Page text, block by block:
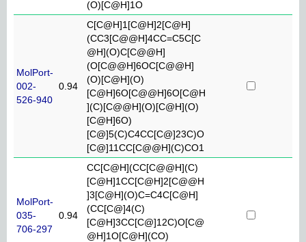
(O)[C@H]1O
MolPort-
002-
526-940
0.94
C[C@H]1[C@H]2[C@H]
(CC3[C@@H]4CC=C5C[C
@H](O)C[C@@H]
(O[C@@H]6OC[C@@H]
(O)[C@H](O)
[C@H]6O[C@@H]6O[C@H
](C)[C@@H](O)[C@H](O)
[C@H]6O)
[C@]5(C)C4CC[C@]23C)O
[C@]11CC[C@@H](C)CO1
MolPort-
035-
706-297
0.94
CC[C@H](CC[C@@H](C)
[C@H]1CC[C@H]2[C@@H
]3[C@H](O)C=C4C[C@H]
(CC[C@]4(C)
[C@H]3CC[C@]12C)O[C@
@H]1O[C@H](CO)